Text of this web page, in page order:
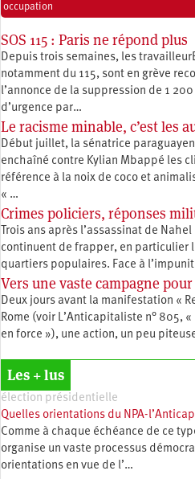
occupation
SOS 115 : Paris ne répond plus
Depuis trois semaines, les
notamment du 115, sont en grève
l’annonce de la suppression de 1
d’urgence par…
Le racisme minable, c’est les
Début juillet, la sénatrice
enchaîné contre Kylian Mbappé les
référence à la noix de coco et
« …
Crimes policiers, réponses
Trois ans après l’assassinat de
continuent de frapper, en particulier
quartiers populaires. Face à
Vers une vaste campagne
Deux jours avant la manifestation «
Rome (voir L’Anticapitaliste n° 805,
en force »), une action, un peu
Les + lus
élection présidentielle
Quelles orientations du NPA-
Comme à chaque échéance de ce
organise un vaste processus
orientations en vue de l’…